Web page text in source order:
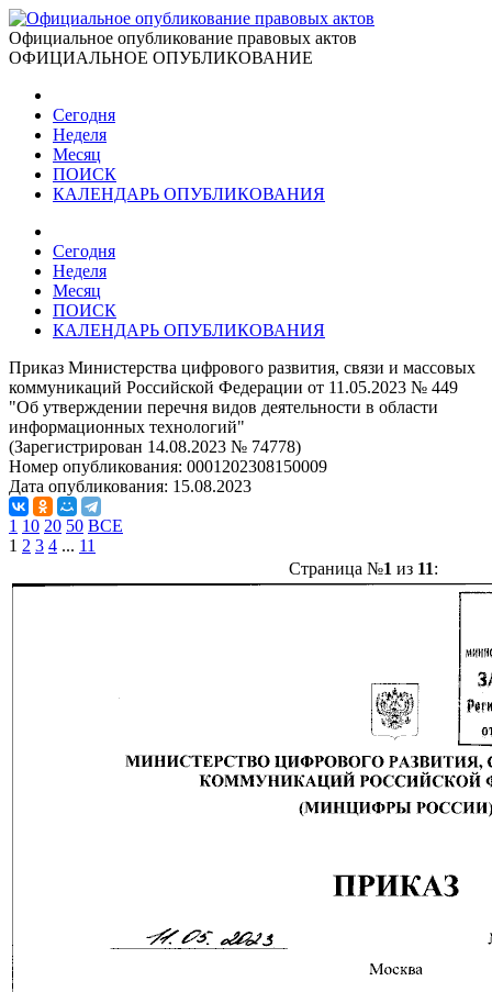
Официальное опубликование правовых актов
ОФИЦИАЛЬНОЕ ОПУБЛИКОВАНИЕ
Сегодня
Неделя
Месяц
ПОИСК
КАЛЕНДАРЬ ОПУБЛИКОВАНИЯ
Сегодня
Неделя
Месяц
ПОИСК
КАЛЕНДАРЬ ОПУБЛИКОВАНИЯ
Приказ Министерства цифрового развития, связи и массовых
коммуникаций Российской Федерации от 11.05.2023 № 449
"Об утверждении перечня видов деятельности в области
информационных технологий"
(Зарегистрирован 14.08.2023 № 74778)
Номер опубликования: 0001202308150009
Дата опубликования: 15.08.2023
1 10 20 50 ВСЕ
1 2 3 4 ... 11
Страница №1 из 11: